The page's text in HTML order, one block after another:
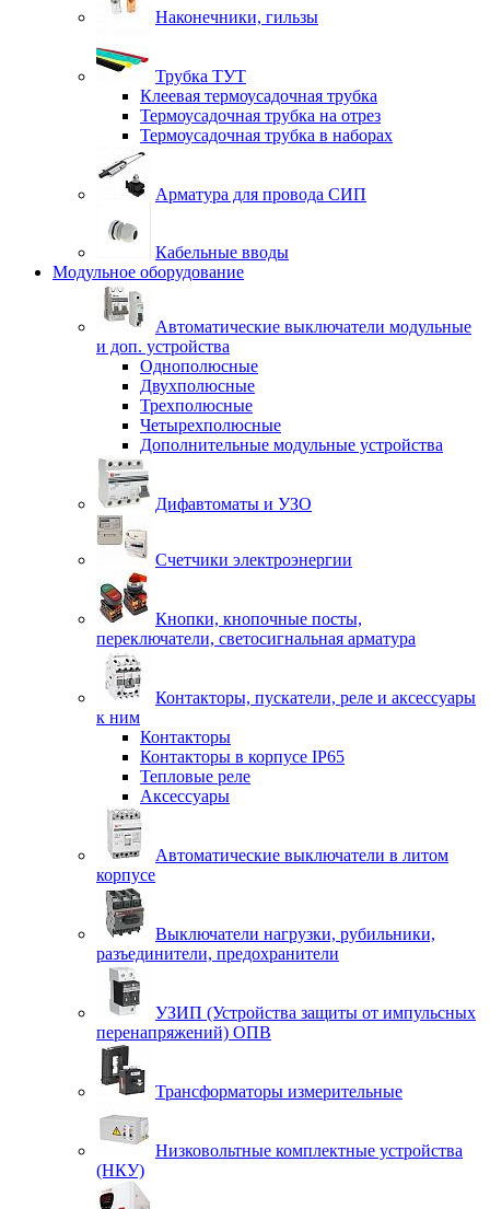
Наконечники, гильзы
Трубка ТУТ
Клеевая термоусадочная трубка
Термоусадочная трубка на отрез
Термоусадочная трубка в наборах
Арматура для провода СИП
Кабельные вводы
Модульное оборудование
Автоматические выключатели модульные
и доп. устройства
Однополюсные
Двухполюсные
Трехполюсные
Четырехполюсные
Дополнительные модульные устройства
Дифавтоматы и УЗО
Счетчики электроэнергии
Кнопки, кнопочные посты,
переключатели, светосигнальная арматура
Контакторы, пускатели, реле и аксессуары
к ним
Контакторы
Контакторы в корпусе IP65
Тепловые реле
Аксессуары
Автоматические выключатели в литом
корпусе
Выключатели нагрузки, рубильники,
разъединители, предохранители
УЗИП (Устройства защиты от импульсных
перенапряжений) ОПВ
Трансформаторы измерительные
Низковольтные комплектные устройства
(НКУ)